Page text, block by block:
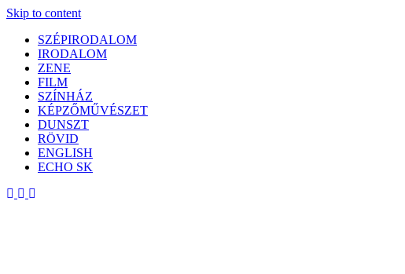
Skip to content
SZÉPIRODALOM
IRODALOM
ZENE
FILM
SZÍNHÁZ
KÉPZŐMŰVÉSZET
DUNSZT
RÖVID
ENGLISH
ECHO SK